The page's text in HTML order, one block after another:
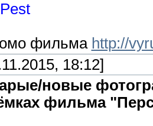
фильма http://
18:12]
новые
фильма